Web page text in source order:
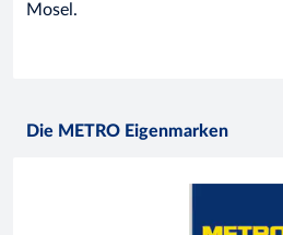
Mosel.
Die METRO Eigenmarken